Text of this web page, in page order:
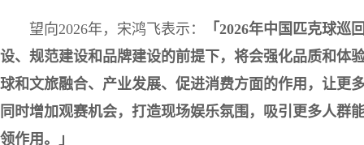
望向2026年，宋鸿飞表示：
「2026年中国匹克球
设、规范建设和品牌建设的前提下，将会强化品质和体
球和文旅融合、产业发展、促进消费方面的作用，让更
同时增加观赛机会，打造现场娱乐氛围，吸引更多人群
领作用。」